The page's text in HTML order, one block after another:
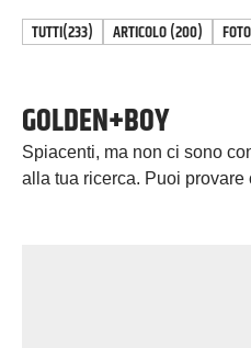
TUTTI(233) ARTICOLO(200) FOTO
GOLDEN+BOY
Spiacenti, ma non ci sono
alla tua ricerca. Puoi provare